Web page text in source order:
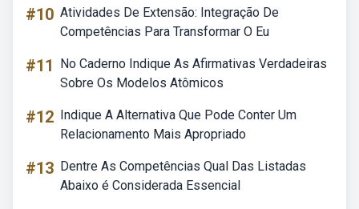
#10 Atividades De Extensão: Integração De
Competências Para Transformar O Eu
#11
No Caderno Indique As Afirmativas Verdadeiras
Sobre Os Modelos Atômicos
#12 Indique A Alternativa Que Pode Conter Um
Relacionamento Mais Apropriado
#13 Dentre As Competências Qual Das Listadas
Abaixo é Considerada Essencial